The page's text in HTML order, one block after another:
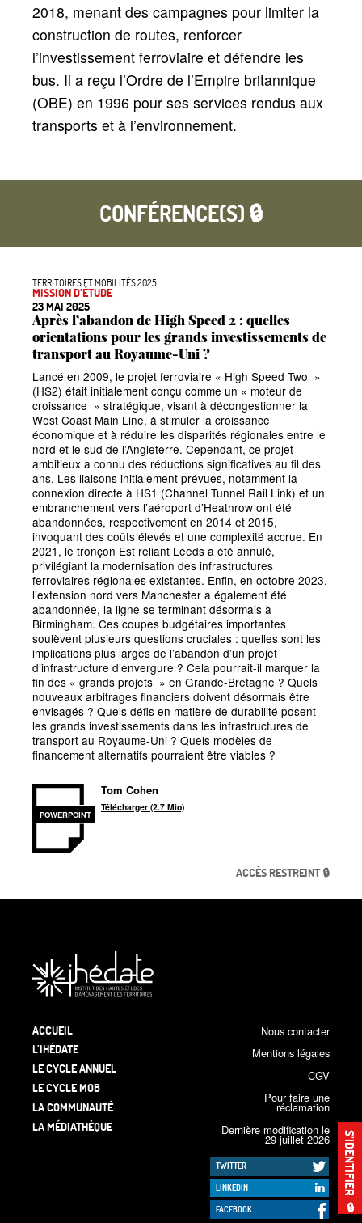
S’IDENTIFIER
🔒
2018, menant des campagnes pour limiter la
construction de routes, renforcer
l’investissement ferroviaire et défendre les
bus. Il a reçu l’Ordre de l’Empire britannique
(OBE) en 1996 pour ses services rendus aux
transports et à l’environnement.
CONFÉRENCE(S) 🔒
TERRITOIRES ET MOBILITÉS 2025
MISSION D’ÉTUDE
23 MAI 2025
Après l’abandon de High Speed 2 : quelles
orientations pour les grands investissements de
transport au Royaume-Uni?
Lancé en 2009, le projet ferroviaire « High Speed Two »
(HS2) était initialement conçu comme un « moteur de
croissance » stratégique, visant à décongestionner la
West Coast Main Line, à stimuler la croissance
économique et à réduire les disparités régionales entre le
nord et le sud de l’Angleterre. Cependant, ce projet
ambitieux a connu des réductions significatives au fil des
ans. Les liaisons initialement prévues, notamment la
connexion directe à HS1 (Channel Tunnel Rail Link) et un
embranchement vers l’aéroport d’Heathrow ont été
abandonnées, respectivement en 2014 et 2015,
invoquant des coûts élevés et une complexité accrue. En
2021, le tronçon Est reliant Leeds a été annulé,
privilégiant la modernisation des infrastructures
ferroviaires régionales existantes. Enfin, en octobre 2023,
l’extension nord vers Manchester a également été
abandonnée, la ligne se terminant désormais à
Birmingham. Ces coupes budgétaires importantes
soulèvent plusieurs questions cruciales : quelles sont les
implications plus larges de l’abandon d’un projet
d’infrastructure d’envergure ? Cela pourrait-il marquer la
fin des « grands projets » en Grande-Bretagne ? Quels
nouveaux arbitrages financiers doivent désormais être
envisagés ? Quels défis en matière de durabilité posent
les grands investissements dans les infrastructures de
transport au Royaume-Uni ? Quels modèles de
financement alternatifs pourraient être viables ?
POWERPOINT
Tom Cohen
Télécharger (2.7 Mio)
ACCÈS RESTREINT 🔒
ACCUEIL
L’IHÉDATE
LE CYCLE ANNUEL
LE CYCLE MOB
LA COMMUNAUTÉ
LA MÉDIATHÈQUE
Nous contacter
Mentions légales
CGV
Pour faire une
réclamation
Dernière modification le
29 juillet 2026
TWITTER
LINKEDIN
FACEBOOK